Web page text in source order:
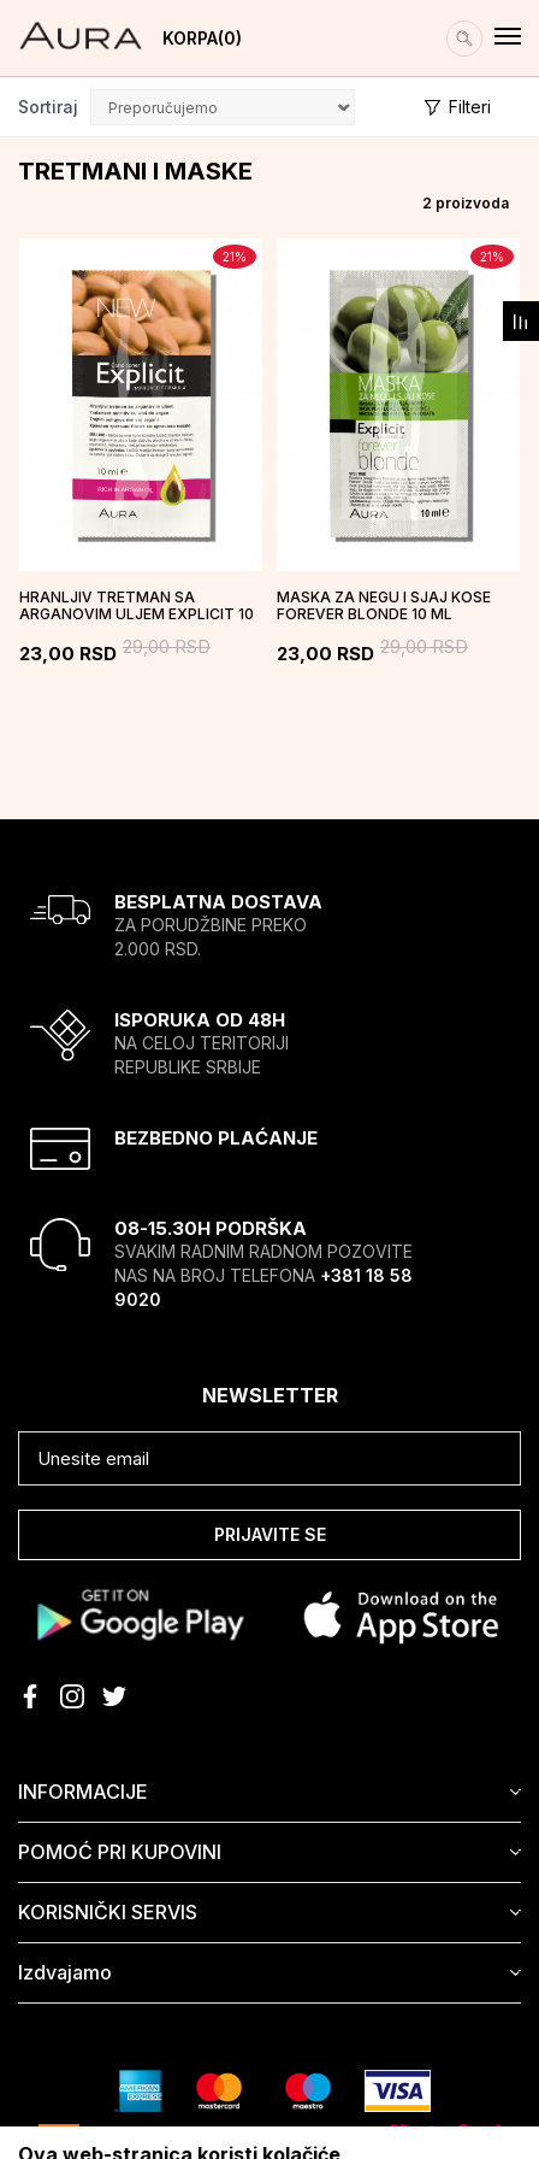
KORPA 0
TRETMANI I MASKE
Sortiraj Filteri
2 proizvoda
21%
HRANLJIV TRETMAN SA
ARGANOVIM ULJEM EXPLICIT 10
23,00 RSD 29,00RSD
21%
MASKA ZA NEGU I SJAJ KOSE
FOREVER BLONDE 10 ML
23,00 RSD 29,00RSD
BESPLATNA DOSTAVA
ZA PORUDŽBINE PREKO
2.000 RSD.
ISPORUKA OD 48H
NA CELOJ TERITORIJI
REPUBLIKE SRBIJE
BEZBEDNO PLAĆANJE
08-15.30H PODRŠKA
SVAKIM RADNIM RADNOM POZOVITE
NAS NA BROJ TELEFONA +381 18 58
9020
INFORMACIJE
POMOĆ PRI KUPOVINI
KORISNIČKI SERVIS
Izdvajamo
NEWSLETTER
PRIJAVITE SE
Ova web-stranica koristi kolačiće